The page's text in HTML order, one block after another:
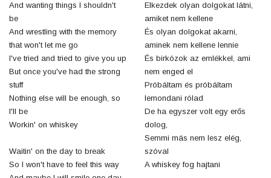
And wanting things I shouldn't
be
And wrestling with the memory
that won't let me go
I've tried and tried to give you up
But once you've had the strong
stuff
Nothing else will be enough, so
I'll be
Workin' on whiskey
Waitin' on the day to break
So I won't have to feel this way
Elkezdek olyan dolgokat látni,
amiket nem kellene
És olyan dolgokat akarni,
aminek nem kellene lennie
És birkózok az emlékkel, ami
nem enged el
Próbáltam és próbáltam
lemondani rólad
De ha egyszer volt egy erős
dolog,
Semmi más nem lesz elég,
szóval
A whiskey fog hajtani